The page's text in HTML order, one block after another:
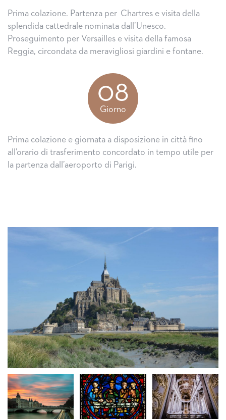
Prima colazione. Partenza per Chartres e visita della
splendida cattedrale nominata dall’Unesco.
Proseguimento per Versailles e visita della famosa
Reggia, circondata da meravigliosi giardini e fontane.
08
Giorno
Prima colazione e giornata a disposizione in città fino
all’orario di trasferimento concordato in tempo utile per
la partenza dall’aeroporto di Parigi.